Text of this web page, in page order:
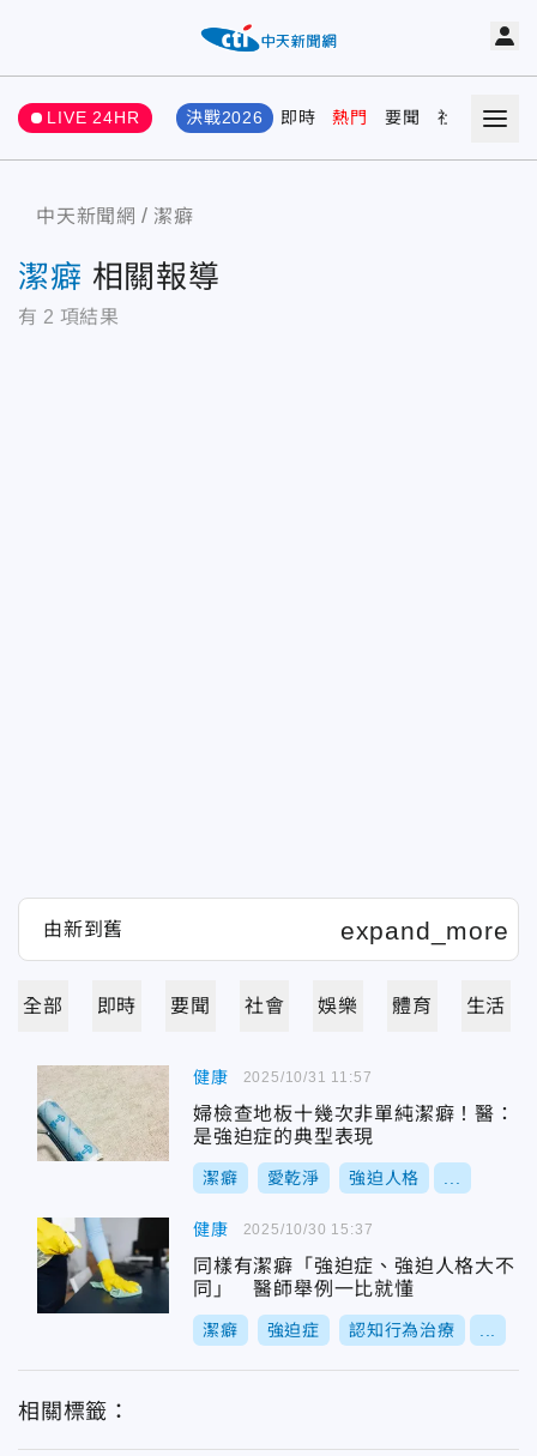
LIVE 24HR 決戰2026 即時 熱門 要聞 社會 娛樂
中天新聞網 潔癖
潔癖 相關報導
有 2 項結果
全部 即時 要聞 社會 娛樂 體育 生活
健康
婦檢查地板十幾次非單純潔癖！醫：
是強迫症的典型表現
潔癖 愛乾淨 強迫人格
2025/10/31 11:57
健康
同樣有潔癖「強迫症、強迫人格大不
同」 醫師舉例一比就懂
潔癖 強迫症 認知行為治療
2025/10/30 15:37
相關標籤：